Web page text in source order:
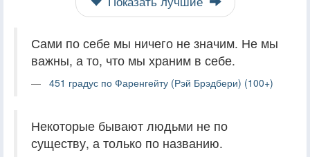
Сами по себе мы ничего не значим. Не мы
важны, а то, что мы храним в себе.
451 градус по Фаренгейту (Рэй Брэдбери) (100+)
Некоторые бывают людьми не по
существу, а только по названию.